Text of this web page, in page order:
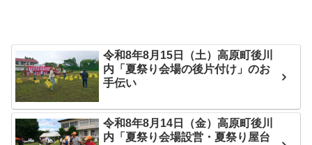
令和8年8月15日（土）高原町後川
内「夏祭り会場の後片付け」のお
手伝い
令和8年8月14日（金）高原町後川
内「夏祭り会場設営・夏祭り屋台